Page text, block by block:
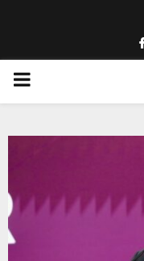
PRIMARY